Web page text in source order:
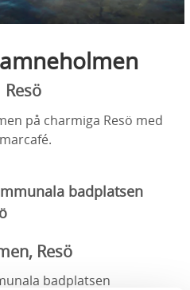
Resö
på charmiga Resö med
badplatsen
Resö
badplatsen